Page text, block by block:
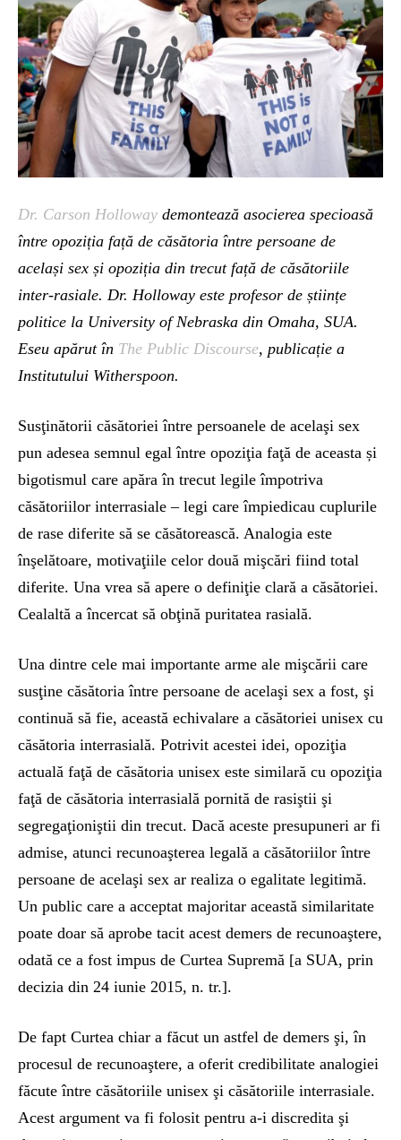
Dr. Carson Holloway demontează asocierea specioasă
între opoziția față de căsătoria între persoane de
același sex și opoziția din trecut față de căsătoriile
inter-rasiale. Dr. Holloway este profesor de științe
politice la University of Nebraska din Omaha, SUA.
Eseu apărut în The Public Discourse, publicație a
Institutului Witherspoon.
Susţinătorii căsătoriei între persoanele de acelaşi sex
pun adesea semnul egal între opoziţia faţă de aceasta și
bigotismul care apăra în trecut legile împotriva
căsătoriilor interrasiale – legi care împiedicau cuplurile
de rase diferite să se căsătorească. Analogia este
înşelătoare, motivaţiile celor două mişcări fiind total
diferite. Una vrea să apere o definiţie clară a căsătoriei.
Cealaltă a încercat să obţină puritatea rasială.
Una dintre cele mai importante arme ale mişcării care
susţine căsătoria între persoane de acelaşi sex a fost, şi
continuă să fie, această echivalare a căsătoriei unisex cu
căsătoria interrasială. Potrivit acestei idei, opoziţia
actuală faţă de căsătoria unisex este similară cu opoziţia
faţă de căsătoria interrasială pornită de rasiştii şi
segregaţioniştii din trecut. Dacă aceste presupuneri ar fi
admise, atunci recunoaşterea legală a căsătoriilor între
persoane de acelaşi sex ar realiza o egalitate legitimă.
Un public care a acceptat majoritar această similaritate
poate doar să aprobe tacit acest demers de recunoaştere,
odată ce a fost impus de Curtea Supremă [a SUA, prin
decizia din 24 iunie 2015, n. tr.].
De fapt Curtea chiar a făcut un astfel de demers şi, în
procesul de recunoaştere, a oferit credibilitate analogiei
făcute între căsătoriile unisex şi căsătoriile interrasiale.
Acest argument va fi folosit pentru a-i discredita şi